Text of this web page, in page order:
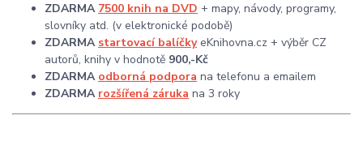
ZDARMA 7500 knih na DVD + mapy, návody, programy,
slovníky atd. (v elektronické podobě)
ZDARMA startovací balíčkyeKnihovna.cz + výběr CZ
autorů, knihy v hodnotě 900,-Kč
ZDARMA odborná podpora na telefonu a emailem
ZDARMA rozšířená záruka na 3 roky